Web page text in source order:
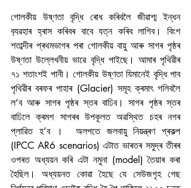
গোলকীয় উষ্ণতা বৃদ্ধি ৰোধ কৰিবলৈ জীৱাশ্ম ইন্ধন
ব‍্যৱহাৰ হ্ৰাস কৰিবৰ বাবে যত্ন কৰিব লাগিব। বিংশ
শতাব্দীৰ প্ৰথমভাগৰ পৰা গোলকীয় বায়ু আৰু সাগৰ পৃষ্ঠৰ
উষ্ণতা উল্লেখনীয় ভাৱে বৃদ্ধি পাইছে। আমাৰ পৃথিৱীৰ
৭১ শতাংশই পানী। গোলকীয় উষ্ণতা যিমানেই বৃদ্ধি পাব
পৃথিৱীৰ বৰফৰ পাহাৰ (Glacier) সমূহ ক্ৰমাৎ গলিবলৈ
ল’ব আৰু সাগৰ পৃষ্ঠৰ স্তৰ বাঢিব। সাগৰ পৃষ্ঠৰ স্তৰ
বাঢিলে ক্ৰমশ সাগৰৰ উপকূলত অৱস্থিত চহৰ নগৰ
প্লাৱিত হ’ব ।  অলপতে জলবায়ু নিয়ন্ত্ৰণ প্ৰকল্প
(IPCC AR6 scenarios) এটাত ভাৰতৰ সমুদ্ৰ তীৰৰ
ওপৰত অধ্যয়ন কৰি এটা নমুনা (model) তৈয়াৰ কৰা
হৈছিল। অধ্যয়নত কোৱা হৈছে যে সেউজগৃহ গেছ